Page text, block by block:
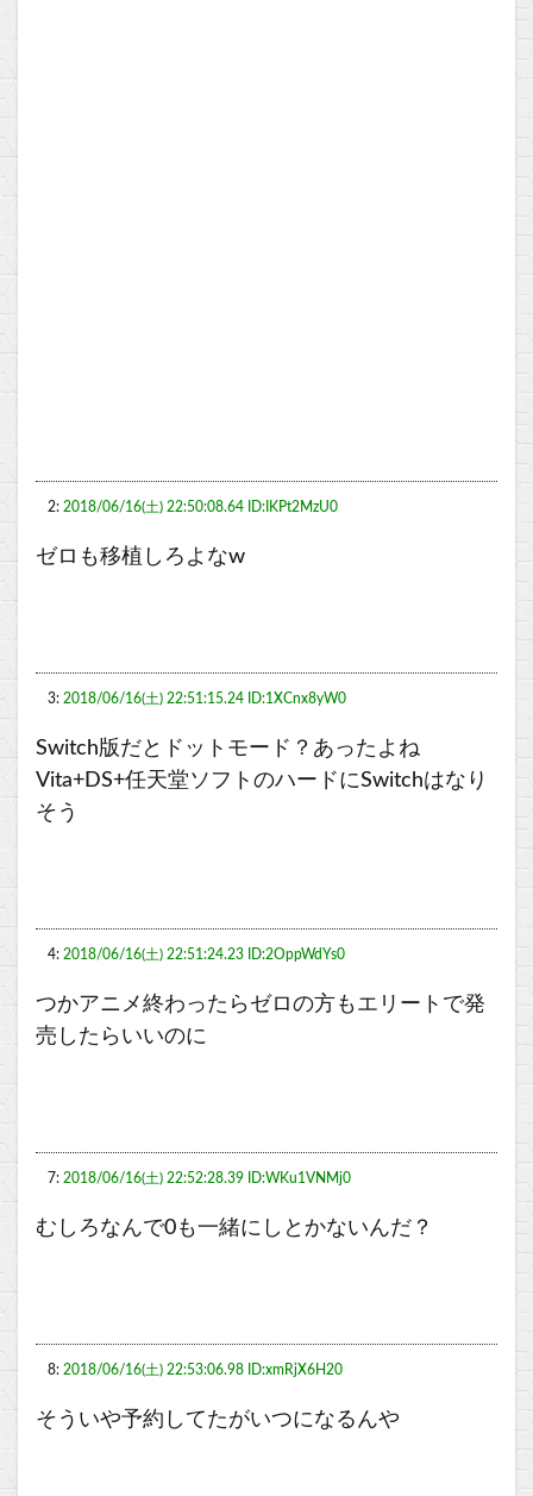
2: 2018/06/16(土) 22:50:08.64 ID:IKPt2MzU0
ゼロも移植しろよなw
3: 2018/06/16(土) 22:51:15.24 ID:1XCnx8yW0
Switch版だとドットモード？あったよね
Vita+DS+任天堂ソフトのハードにSwitchはなり
そう
4: 2018/06/16(土) 22:51:24.23 ID:2OppWdYs0
つかアニメ終わったらゼロの方もエリートで発
売したらいいのに
7: 2018/06/16(土) 22:52:28.39 ID:WKu1VNMj0
むしろなんで0も一緒にしとかないんだ？
8: 2018/06/16(土) 22:53:06.98 ID:xmRjX6H20
そういや予約してたがいつになるんや